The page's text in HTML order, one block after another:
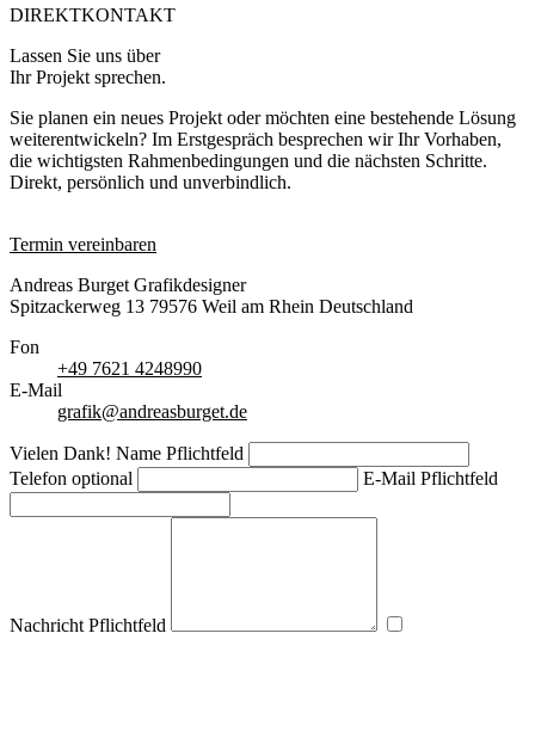
DIREKTKONTAKT
Lassen Sie uns über
Ihr Projekt sprechen.
Sie planen ein neues Projekt oder möchten eine bestehende Lösung
weiterentwickeln? Im Erstgespräch besprechen wir Ihr Vorhaben,
die wichtigsten Rahmenbedingungen und die nächsten Schritte.
Direkt, persönlich und unverbindlich.
Termin vereinbaren
Andreas Burget Grafikdesigner
Spitzackerweg 13 79576 Weil am Rhein Deutschland
Fon
+49 7621 4248990
E-Mail
grafik@andreasburget.de
Vielen Dank! Name Pflichtfeld
Telefon optional E-Mail Pflichtfeld
Nachricht Pflichtfeld